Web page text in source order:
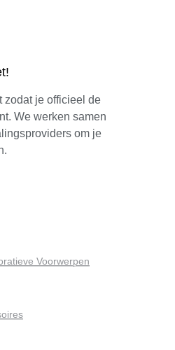
zodat je officieel de
We werken samen
om je
Voorwerpen